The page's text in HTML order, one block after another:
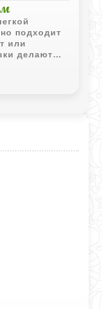
подходит
или
делают
ваниль